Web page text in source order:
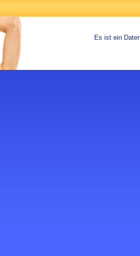
Es ist ein